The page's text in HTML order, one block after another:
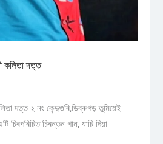
কলিতা দত্ত
দত্ত ২ নং কেন্দুগুৰি,ডিব্ৰুগড় তুমিয়েই
চিৰপৰিচিত চিৰন্তন গান, যাচি দিয়া